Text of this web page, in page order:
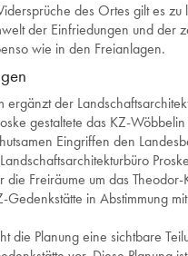
des Ortes gilt es zu
der Einfriedungen und der
wie in den Freianlagen.
ergänzt der
gestaltete das KZ-
Eingriffen den
die Freiräume um das
Gedenkstätte in Abstimmung
die Planung eine sichtbare